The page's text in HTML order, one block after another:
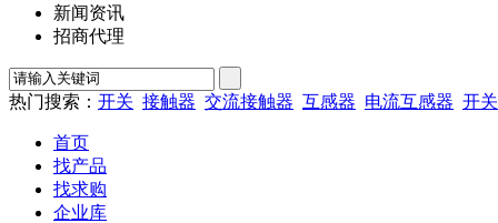
新闻资讯
招商代理
热门搜索： 开关 接触器 交流接触器 互感器 电流互感器 开
首页
找产品
找求购
企业库